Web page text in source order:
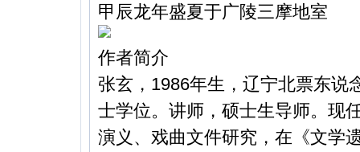
甲辰龙年盛夏于广陵三摩地室
作者简介
张玄，1986年生，辽宁北票东说
士学位。讲师，硕士生导师。现
演义、戏曲文件研究，在《文学